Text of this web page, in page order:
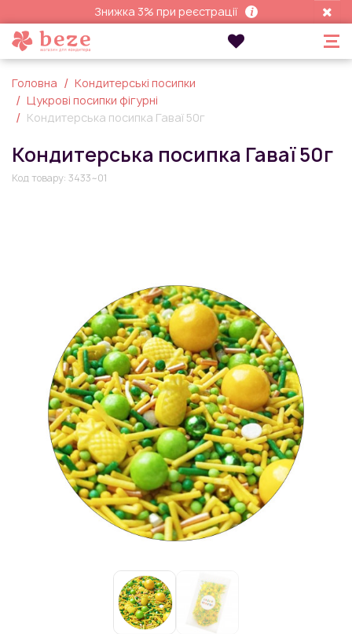
Знижка 3% при реєстрації
Головна
Кондитерські посипки
Цукрові посипки фігурні
Кондитерська посипка Гаваї 50г
Кондитерська посипка Гаваї 50г
Код товару: 3433~01